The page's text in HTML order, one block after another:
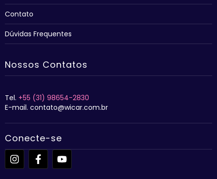
Contato
Dúvidas Frequentes
Nossos Contatos
Tel. +55 (31) 98654-2830
E-mail. contato@wicar.com.br
Conecte-se